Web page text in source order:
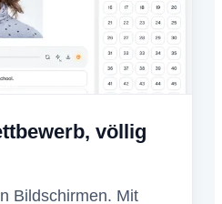
völlig
Bildschirmen. Mit